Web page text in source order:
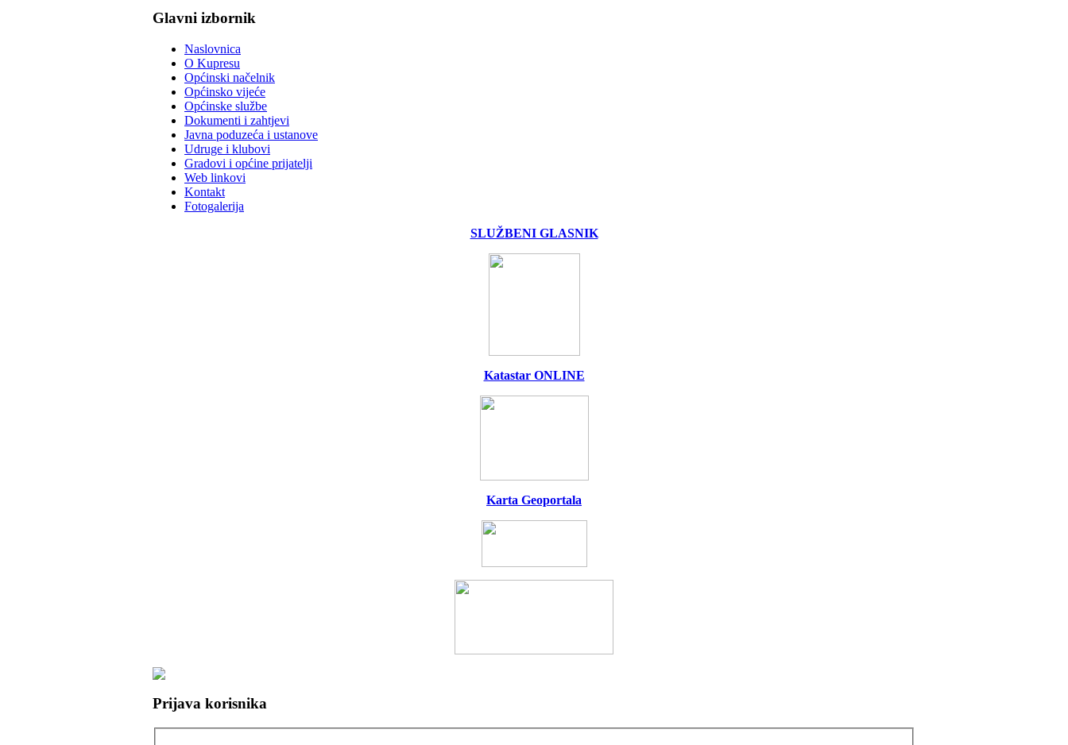
Glavni izbornik
Naslovnica
O Kupresu
Općinski načelnik
Općinsko vijeće
Općinske službe
Dokumenti i zahtjevi
Javna poduzeća i ustanove
Udruge i klubovi
Gradovi i općine prijatelji
Web linkovi
Kontakt
Fotogalerija
SLUŽBENI GLASNIK
Katastar ONLINE
Karta Geoportala
Prijava korisnika